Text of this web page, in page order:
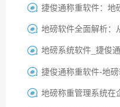
 捷俊通称重软件：地
 地磅软件全面解析：
 地磅系统软件_捷俊
 捷俊通称重软件-地
 地磅称重管理系统在